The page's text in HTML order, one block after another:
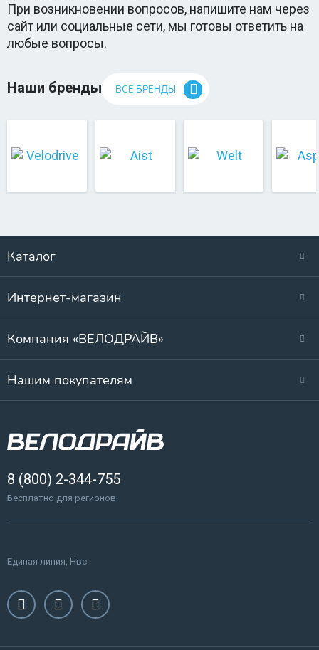
При возникновении вопросов, напишите нам через
сайт или социальные сети, мы готовы ответить на
любые вопросы.
Наши бренды ВСЕ БРЕНДЫ
Каталог
Интернет-магазин
Компания «ВЕЛОДРАЙВ»
Нашим покупателям
8 (800) 2-344-755
Бесплатно для регионов
Единая линия, Нвс.